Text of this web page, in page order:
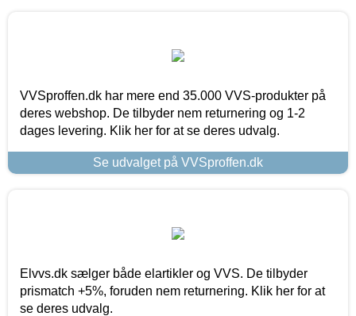
VVSproffen.dk har mere end 35.000 VVS-produkter på
deres webshop. De tilbyder nem returnering og 1-2
dages levering. Klik her for at se deres udvalg.
Se udvalget på VVSproffen.dk
Elvvs.dk sælger både elartikler og VVS. De tilbyder
prismatch +5%, foruden nem returnering. Klik her for at
se deres udvalg.